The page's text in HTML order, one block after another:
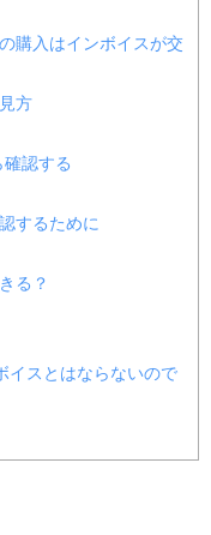
購入はインボイスが交
方
認する
するために
る？
イスとはならないので